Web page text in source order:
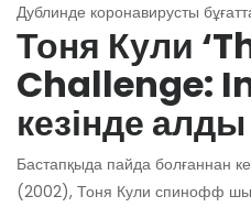
Дублинде коронавирусты
Тоня Кули
Challenge:
кезінде алды
Бастапқыда пайда болғаннан
(2002), Тоня Кули спинофф